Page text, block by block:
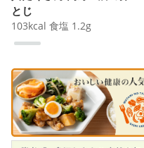
とじ
103kcal 食塩 1.2g